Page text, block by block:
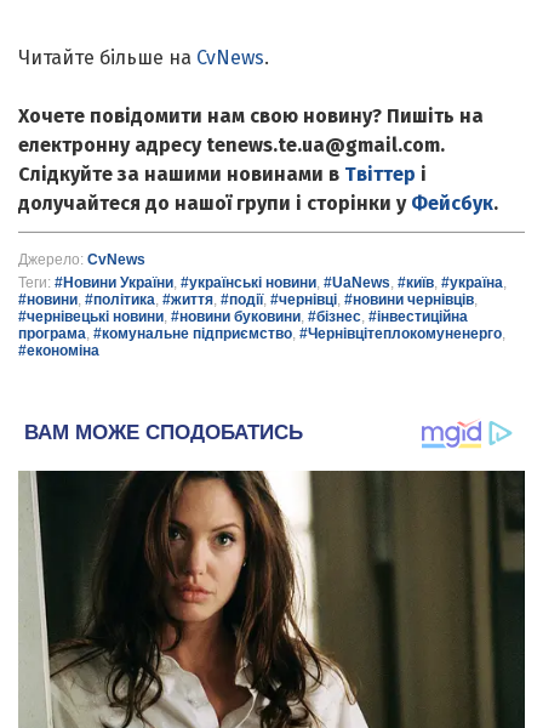
Читайте більше на CvNews.
Хочете повідомити нам свою новину? Пишіть на
електронну адресу tenews.te.ua@gmail.com.
Слідкуйте за нашими новинами в Твіттер і
долучайтеся до нашої групи і сторінки у Фейсбук.
Джерело: CvNews
Теги: #Новини України, #українські новини, #UaNews, #київ, #україна,
#новини, #політика, #життя, #події, #чернівці, #новини чернівців,
#чернівецькі новини, #новини буковини, #бізнес, #інвестиційна
програма, #комунальне підприємство, #Чернівцітеплокомуненерго,
#економіна